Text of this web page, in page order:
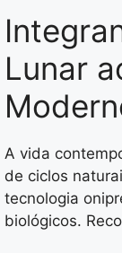
Lunar
A vida
de ciclos
tecnologia
biológicos.